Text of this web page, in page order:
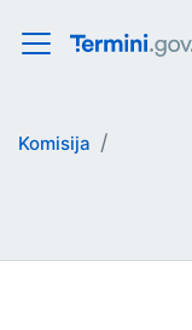
Komisija